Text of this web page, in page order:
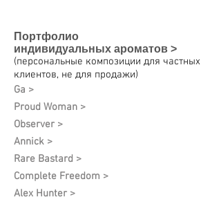
Портфолио
индивидуальных ароматов >
(персональные композиции для частных
клиентов, не для продажи)
Ga >
Proud Woman >
Observer >
Annick >
Rare Bastard >
Complete Freedom >
Alex Hunter >